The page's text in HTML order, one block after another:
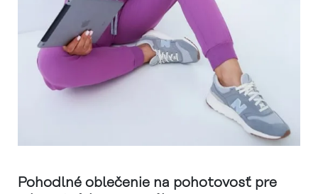
Pohodlné oblečenie na pohotovosť pre